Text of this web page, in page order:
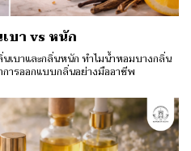
บา vs หนัก
นเบาและกลิ่นหนัก ทำไมน้ำหอมบางกลิ่น
ารออกแบบกลิ่นอย่างมืออาชีพ